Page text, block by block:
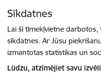
Sīkdatnes
Lai šī tīmekļvietne
sīkdatnes. Ar Jūsu
izmantotas statistikas un
Lūdzu, atzīmējiet savu